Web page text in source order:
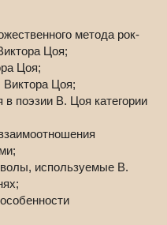
метода рок-
Цоя;
Цоя;
Виктора Цоя;
поэзии В. Цоя категории
используемые В.